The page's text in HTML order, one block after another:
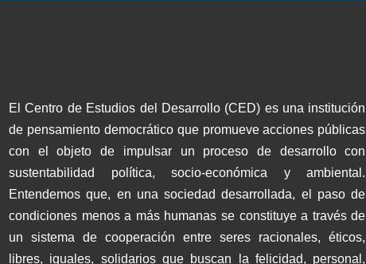
El Centro de Estudios del Desarrollo (CED) es una institución
de pensamiento democrático que promueve acciones públicas
con el objeto de impulsar un proceso de desarrollo con
sustentabilidad política, socio-económica y ambiental.
Entendemos que, en una sociedad desarrollada, el paso de
condiciones menos a más humanas se constituye a través de
un sistema de cooperación entre seres racionales, éticos,
libres, iguales, solidarios que buscan la felicidad, personal,